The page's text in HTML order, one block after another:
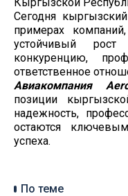
Сегодня
примерах
устойчивый
конкуренцию,
ответственное
Авиакомпания
позиции
надежность,
остаются
успеха.
По теме